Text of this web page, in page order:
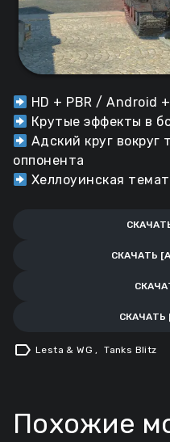
HD + PBR / Android
Крутые эффекты в
Адский круг вокруг
оппонента
Хеллоуинская
СКАЧАТЬ
СКАЧАТЬ
label Lesta & WG, Tanks Blitz
Похожие